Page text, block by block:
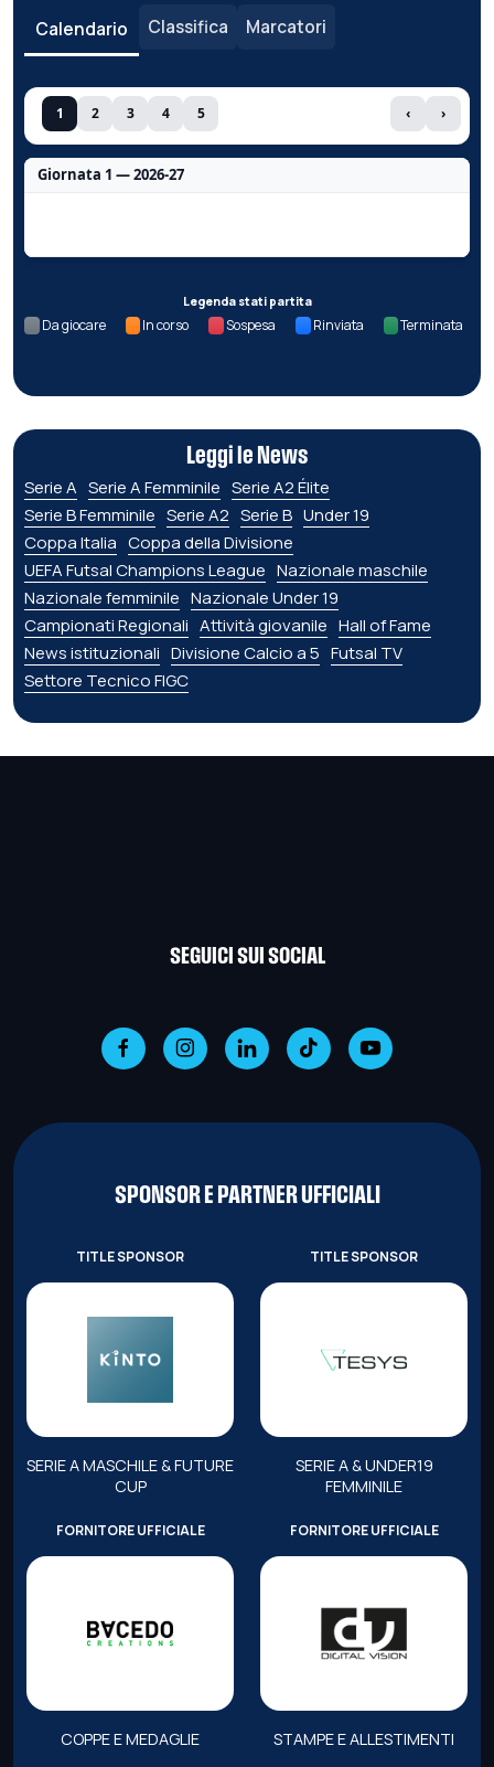
Calendario Classifica Marcatori
1 2 3 4 5 ‹ ›
Giornata 1 — 2026-27
Legenda stati partita
Da giocare In corso Sospesa Rinviata Terminata
Leggi le News
Serie A Serie A Femminile Serie A2 Élite
Serie B Femminile Serie A2 Serie B Under 19
Coppa Italia Coppa della Divisione
UEFA Futsal Champions League Nazionale maschile
Nazionale femminile Nazionale Under 19
Campionati Regionali Attività giovanile Hall of Fame
News istituzionali Divisione Calcio a 5 Futsal TV
Settore Tecnico FIGC
SEGUICI SUI SOCIAL
SPONSOR E PARTNER UFFICIALI
TITLE SPONSOR
SERIE A MASCHILE & FUTURE
CUP
TITLE SPONSOR
SERIE A & UNDER19
FEMMINILE
FORNITORE UFFICIALE
COPPE E MEDAGLIE
FORNITORE UFFICIALE
STAMPE E ALLESTIMENTI